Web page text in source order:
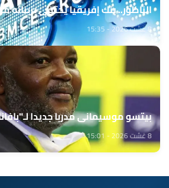
الناظور.. بنك إفريقيا يحتفي بزبنائه
8 غشت 2026 - 15:35
بيتسو موسيماني مدربا جديدا لـ"بافانا
8 غشت 2026 - 15:01